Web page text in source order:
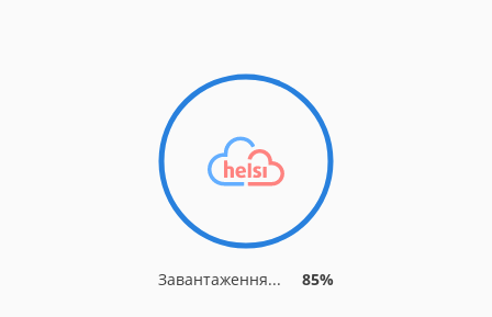
Завантаження... 85%